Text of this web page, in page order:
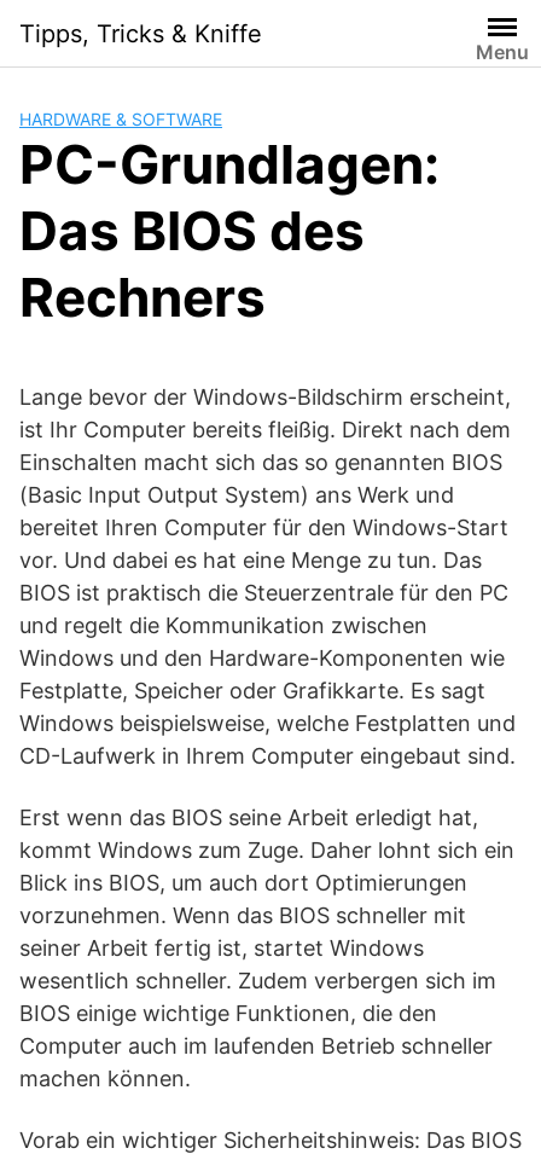
content
Tipps, Tricks & Kniffe
Menu
HARDWARE & SOFTWARE
PC-Grundlagen:
Das BIOS des
Rechners
Lange bevor der Windows-Bildschirm erscheint,
ist Ihr Computer bereits fleißig. Direkt nach dem
Einschalten macht sich das so genannten BIOS
(Basic Input Output System) ans Werk und
bereitet Ihren Computer für den Windows-Start
vor. Und dabei es hat eine Menge zu tun. Das
BIOS ist praktisch die Steuerzentrale für den PC
und regelt die Kommunikation zwischen
Windows und den Hardware-Komponenten wie
Festplatte, Speicher oder Grafikkarte. Es sagt
Windows beispielsweise, welche Festplatten und
CD-Laufwerk in Ihrem Computer eingebaut sind.
Erst wenn das BIOS seine Arbeit erledigt hat,
kommt Windows zum Zuge. Daher lohnt sich ein
Blick ins BIOS, um auch dort Optimierungen
vorzunehmen. Wenn das BIOS schneller mit
seiner Arbeit fertig ist, startet Windows
wesentlich schneller. Zudem verbergen sich im
BIOS einige wichtige Funktionen, die den
Computer auch im laufenden Betrieb schneller
machen können.
Vorab ein wichtiger Sicherheitshinweis: Das BIOS